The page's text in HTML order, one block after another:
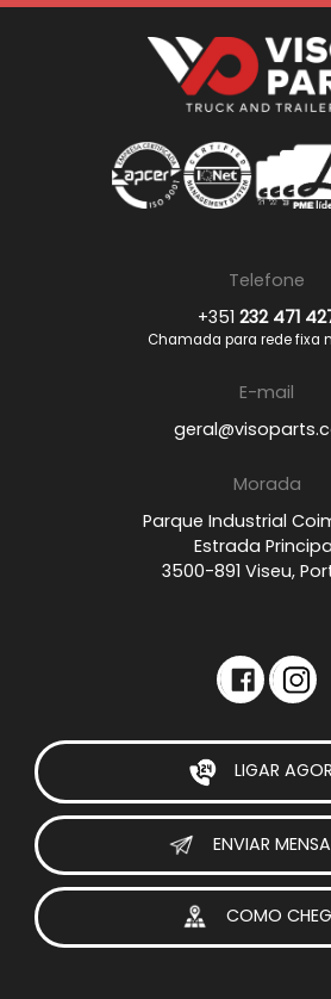
Telefone
+351 232 471
Chamada para rede fixa
E-mail
Morada
Parque Industrial
Estrada
3500-891 Viseu,
LIGAR
ENVIAR
COMO